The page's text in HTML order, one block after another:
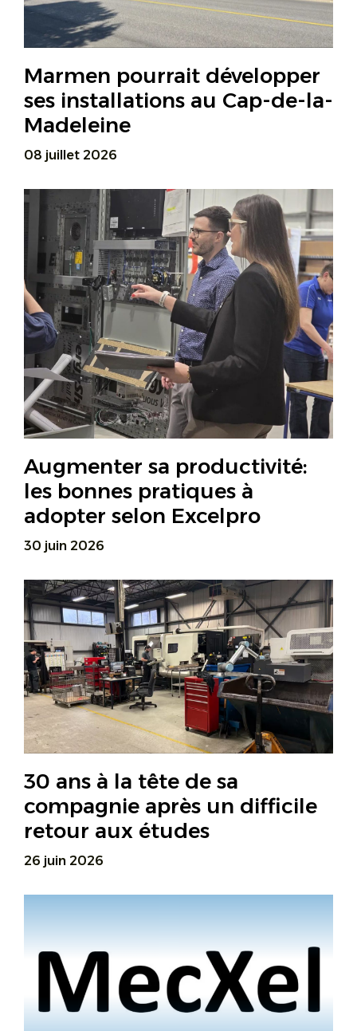
Marmen pourrait développer
ses installations au Cap-de-la-
Madeleine
08 juillet 2026
Augmenter sa productivité:
les bonnes pratiques à
adopter selon Excelpro
30 juin 2026
30 ans à la tête de sa
compagnie après un difficile
retour aux études
26 juin 2026